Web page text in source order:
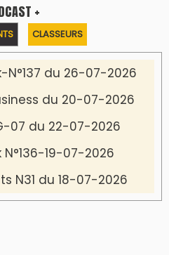
sur cette page :
CGU_a46.html
PRESS +
CLASSEURS
du 31-07-2026
du Trône 2026
07-2026